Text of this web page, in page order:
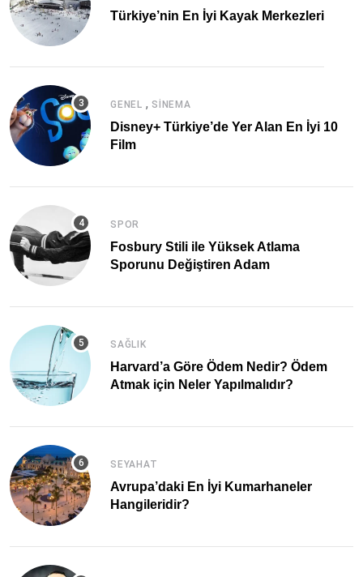
Türkiye’nin En İyi Kayak Merkezleri
GENEL , SINEMA
Disney+ Türkiye’de Yer Alan En İyi 10
Film
SPOR
Fosbury Stili ile Yüksek Atlama
Sporunu Değiştiren Adam
SAĞLIK
Harvard’a Göre Ödem Nedir? Ödem
Atmak için Neler Yapılmalıdır?
SEYAHAT
Avrupa’daki En İyi Kumarhaneler
Hangileridir?